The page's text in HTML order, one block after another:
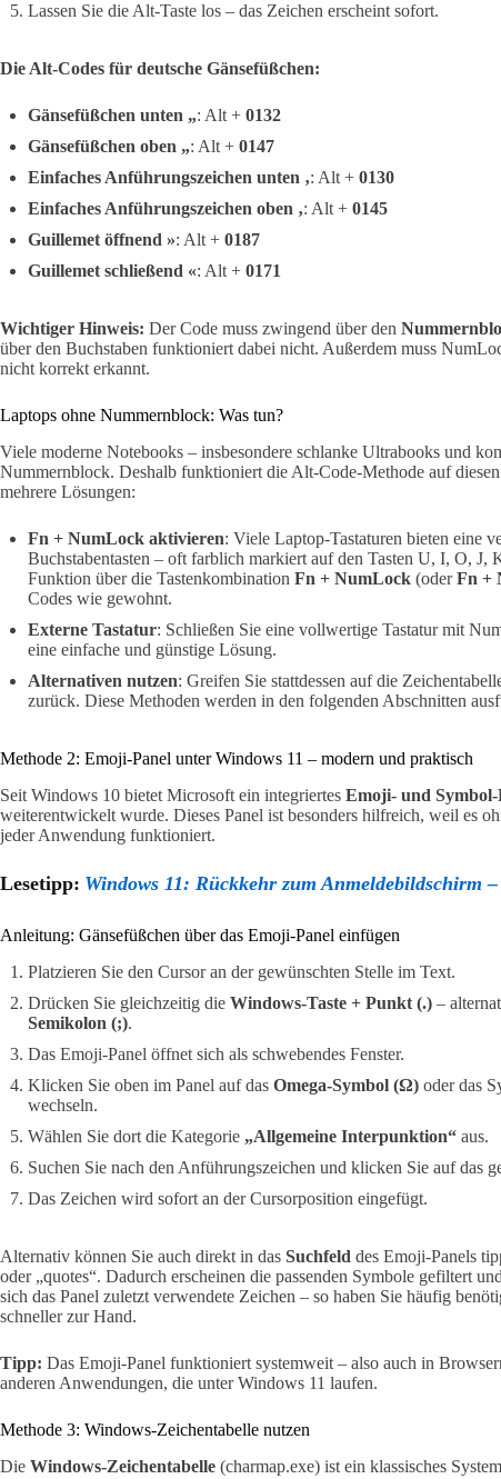
Lassen Sie die Alt-Taste los – das Zeichen erscheint sofort.
Die Alt-Codes für deutsche Gänsefüßchen:
Gänsefüßchen unten „: Alt + 0132
Gänsefüßchen oben „: Alt + 0147
Einfaches Anführungszeichen unten ‚: Alt + 0130
Einfaches Anführungszeichen oben ‚: Alt + 0145
Guillemet öffnend »: Alt + 0187
Guillemet schließend «: Alt + 0171
Wichtiger Hinweis: Der Code muss zwingend über den
über den Buchstaben funktioniert dabei nicht. Außerdem muss
nicht korrekt erkannt.
Laptops ohne Nummernblock: Was tun?
Viele moderne Notebooks – insbesondere schlanke Ultrabooks und
Nummernblock. Deshalb funktioniert die Alt-Code-Methode auf
mehrere Lösungen:
Fn + NumLock aktivieren: Viele Laptop-Tastaturen bieten eine
Buchstabentasten – oft farblich markiert auf den Tasten U, I, O,
Funktion über die Tastenkombination Fn + NumLock (oderFn +
Codes wie gewohnt.
Externe Tastatur: Schließen Sie eine vollwertige Tastatur mit
eine einfache und günstige Lösung.
Alternativen nutzen: Greifen Sie stattdessen auf die
zurück. Diese Methoden werden in den folgenden Abschnitten
Methode 2: Emoji-Panel unter Windows 11 – modern und praktisch
Seit Windows 10 bietet Microsoft ein integriertes Emoji- und Symbol-
weiterentwickelt wurde. Dieses Panel ist besonders hilfreich, weil es
jeder Anwendung funktioniert.
Lesetipp: Windows 11: Rückkehr zum Anmeldebildschirm
Anleitung: Gänsefüßchen über das Emoji-Panel einfügen
Platzieren Sie den Cursor an der gewünschten Stelle im Text.
Drücken Sie gleichzeitig die Windows-Taste + Punkt (.) –
Semikolon (;).
Das Emoji-Panel öffnet sich als schwebendes Fenster.
Klicken Sie oben im Panel auf das Omega-Symbol (Ω) oder das
wechseln.
Wählen Sie dort die Kategorie „Allgemeine Interpunktion“ aus.
Suchen Sie nach den Anführungszeichen und klicken Sie auf das
Das Zeichen wird sofort an der Cursorposition eingefügt.
Alternativ können Sie auch direkt in das Suchfeld des Emoji-Panels
oder „quotes“. Dadurch erscheinen die passenden Symbole gefiltert
sich das Panel zuletzt verwendete Zeichen – so haben Sie häufig
schneller zur Hand.
Tipp: Das Emoji-Panel funktioniert systemweit – also auch in
anderen Anwendungen, die unter Windows 11 laufen.
Methode 3: Windows-Zeichentabelle nutzen
Die Windows-Zeichentabelle (charmap.exe) ist ein klassisches